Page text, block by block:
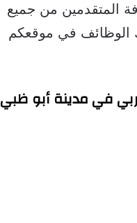
المتقدمين من جميع
الوظائف في موقعكم
في مدينة أبو ظبي